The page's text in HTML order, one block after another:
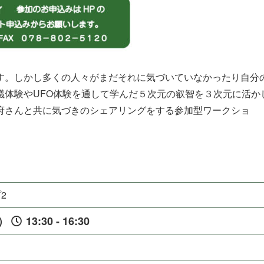
しかし多くの人々がまだそれに気づいていなかったり自分
験やUFO体験を通して学んだ５次元の叡智を３次元に活か
んと共に気づきのシェアリングをする参加型ワークショ
13:30 - 16:30